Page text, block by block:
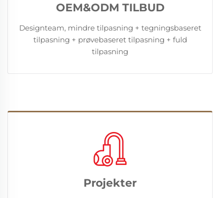
OEM&ODM TILBUD
Designteam, mindre tilpasning + tegningsbaseret
tilpasning + prøvebaseret tilpasning + fuld
tilpasning
Projekter